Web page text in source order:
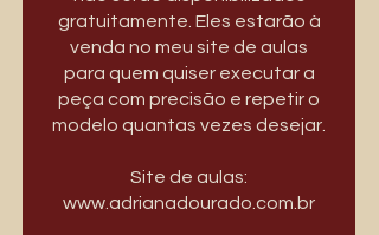
gratuitamente. Eles estarão à
venda no meu site de aulas
para quem quiser executar a
peça com precisão e repetir o
modelo quantas vezes desejar.
Site de aulas:
www.adrianadourado.com.br